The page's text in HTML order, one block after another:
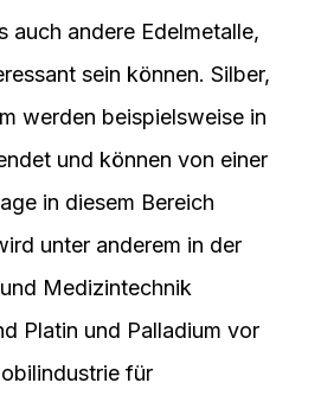
auch andere Edelmetalle,
sein können. Silber,
werden beispielsweise in
und können von einer
in diesem Bereich
unter anderem in der
Medizintechnik
Platin und Palladium vor
für